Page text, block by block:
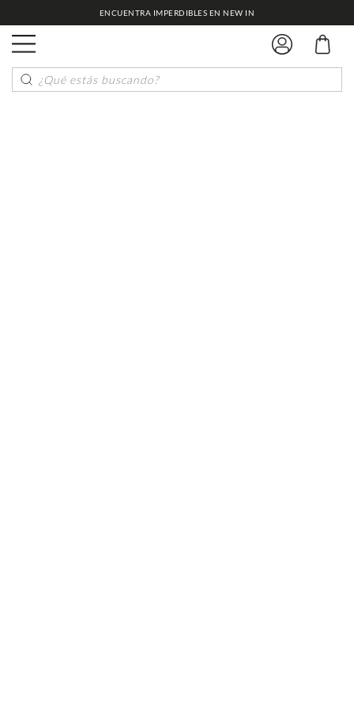
ENCUENTRA IMPERDIBLES EN NEW IN
¿Qué estás buscando?